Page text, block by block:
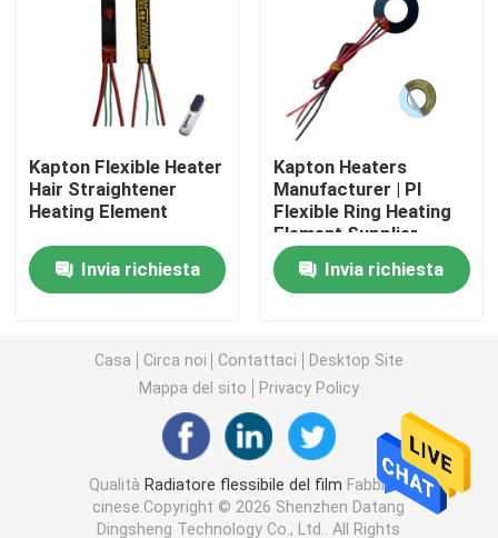
Radiatore del film di pi
Film del riscaldamento del Polyimide
Cuscinetto di riscaldamento flessibile
Radiatore flessibile su ordinazione
Film del riscaldamento di Graphene
Film di riscaldamento elettrico
Kapton Flexible Heater
Hair Straightener
Heating Element
Invia richiesta
Kapton Heaters
Manufacturer | PI
Flexible Ring Heating
Element Supplier
Invia richiesta
Casa Circa noi Contattaci
Desktop Site
Mappa del sito
Privacy Policy
Qualità Radiatore flessibile del film Fabbrica
cinese.Copyright © 2026 Shenzhen Datang
Dingsheng Technology Co., Ltd.. All Rights